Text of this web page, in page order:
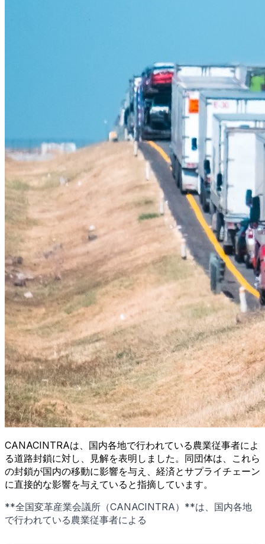
CANACINTRAは、国内各地で行われている農業従事者によ
る道路封鎖に対し、見解を表明しました。同団体は、これら
の封鎖が国内の移動に影響を与え、経済とサプライチェーン
に直接的な影響を与えていると指摘しています。
**全国変革産業会議所（CANACINTRA）**は、国内各地
で行われている農業従事者による